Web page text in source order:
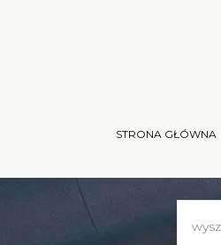
STRONA GŁÓWNA